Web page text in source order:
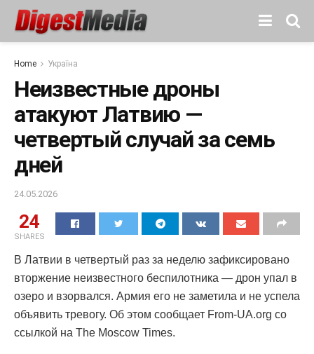
Home Україна
Неизвестные дроны
атакуют Латвию —
четвертый случай за семь
дней
24.05.2026
24
SHARES
В Латвии в четвертый раз за неделю зафиксировано
вторжение неизвестного беспилотника — дрон упал в
озеро и взорвался. Армия его не заметила и не успела
объявить тревогу. Об этом сообщает From-UA.org со
ссылкой на The Moscow Times.